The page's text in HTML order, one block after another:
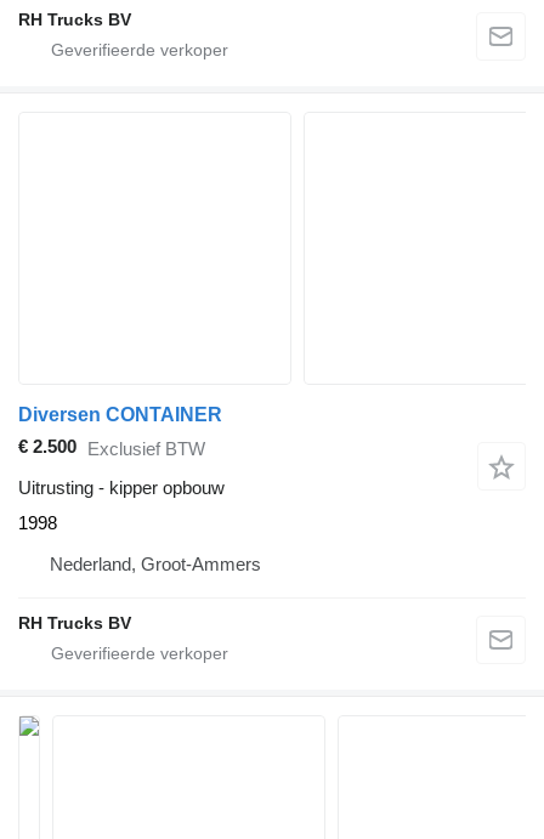
RH Trucks BV
Diversen CONTAINER
€ 2.500 Exclusief BTW
Uitrusting - kipper opbouw
1998
Nederland, Groot-Ammers
RH Trucks BV